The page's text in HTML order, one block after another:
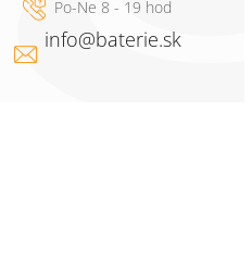
info@baterie.sk